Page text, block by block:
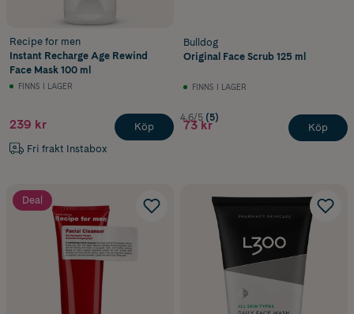
Recipe for men
Instant Recharge Age Rewind
Face Mask 100 ml
FINNS I LAGER
239 kr
Fri frakt Instabox
Köp
Bulldog
Original Face Scrub 125 ml
FINNS I LAGER
4.6/5 (5)
73 kr Köp
Deal